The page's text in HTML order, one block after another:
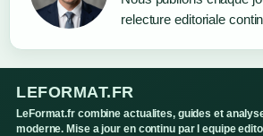
relecture editoriale
LEFORMAT.FR
LeFormat.fr combine actualites, guides et
moderne. Mise a jour en continu par l equipe